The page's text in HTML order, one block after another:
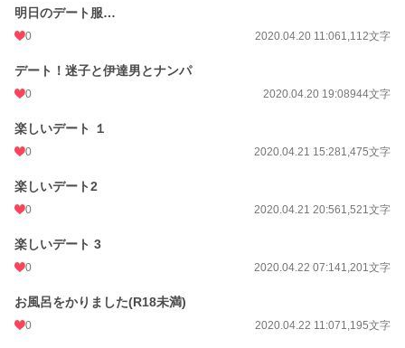
明日のデート服…
0 2020.04.20 11:061,112文字
デート！迷子と伊達男とナンパ
0 2020.04.20 19:08944文字
楽しいデート １
0 2020.04.21 15:281,475文字
楽しいデート2
0 2020.04.21 20:561,521文字
楽しいデート 3
0 2020.04.22 07:141,201文字
お風呂をかりました(R18未満)
0 2020.04.22 11:071,195文字